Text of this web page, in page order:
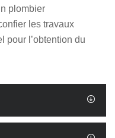
plombier
les travaux
pour l’obtention du